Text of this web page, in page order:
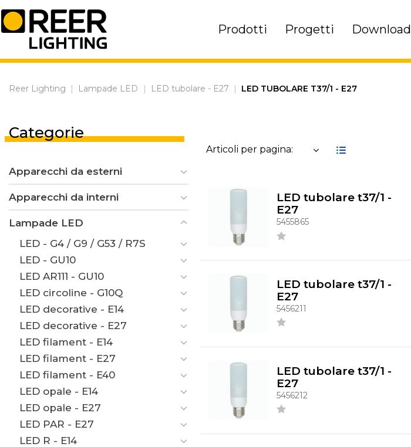
Skip
to
content
Prodotti Progetti Download
Reer Lighting Lampade LED LED tubolare - E27 LED TUBOLARE T37/1 - E27
Categorie
Apparecchi da esterni
Apparecchi da interni
Lampade LED
LED - G4 / G9 / G53 / R7S
LED - GU10
LED AR111 - GU10
LED circoline - G10Q
LED decorative - E14
LED decorative - E27
LED filament - E14
LED filament - E27
LED filament - E40
LED opale - E14
LED opale - E27
LED PAR - E27
LED R - E14
Articoli per pagina:
LED tubolare t37/1 -
E27
5455865
LED tubolare t37/1 -
E27
5456211
LED tubolare t37/1 -
E27
5456212